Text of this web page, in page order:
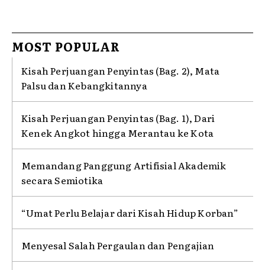
MOST POPULAR
Kisah Perjuangan Penyintas (Bag. 2), Mata
Palsu dan Kebangkitannya
Kisah Perjuangan Penyintas (Bag. 1), Dari
Kenek Angkot hingga Merantau ke Kota
Memandang Panggung Artifisial Akademik
secara Semiotika
“Umat Perlu Belajar dari Kisah Hidup Korban”
Menyesal Salah Pergaulan dan Pengajian